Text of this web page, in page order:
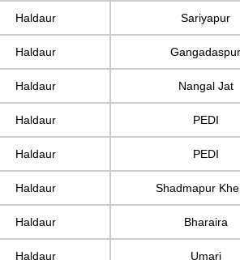
Haldaur Sariyapur
Haldaur
Haldaur Nangal Jat
Haldaur PEDI
Haldaur PEDI
Haldaur Shadmapur
Haldaur Bharaira
Haldaur Umari